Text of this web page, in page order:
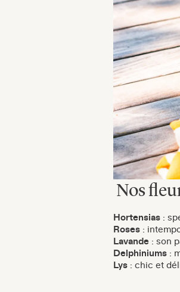
Nos
Hortensias :
Roses :
Lavande : son
Delphiniums :
Lys : chic et